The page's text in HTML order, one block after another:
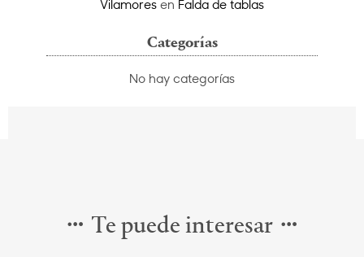
Vilamores en Falda de tablas
Categorías
No hay categorías
Te puede interesar